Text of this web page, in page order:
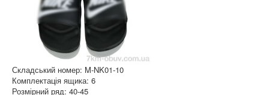
Складський номер: M-NK01-10
Комплектація ящика: 6
Розмірний ряд: 40-45